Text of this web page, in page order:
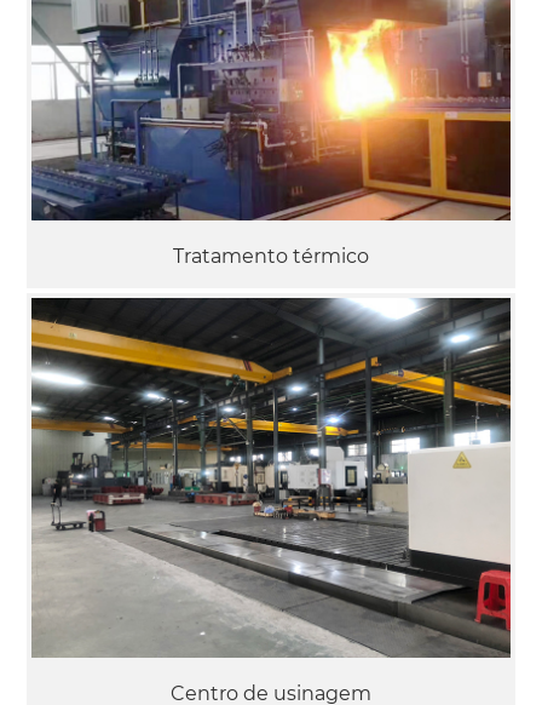
Tratamento térmico
Centro de usinagem